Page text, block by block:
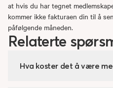
at hvis du har tegnet
kommer ikke fakturaen din til å
påfølgende måneden.
Relaterte
Hva koster det å være